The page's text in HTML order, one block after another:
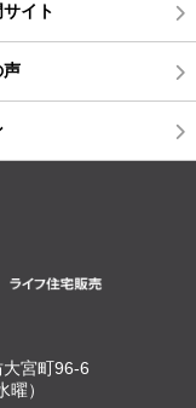
イト
声
宮町96-6
）